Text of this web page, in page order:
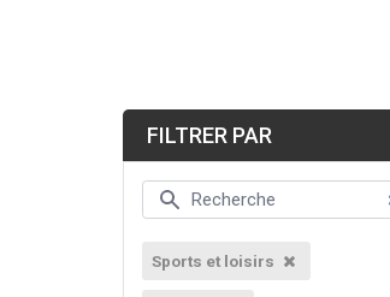
FILTRER PAR
Sports et loisirs